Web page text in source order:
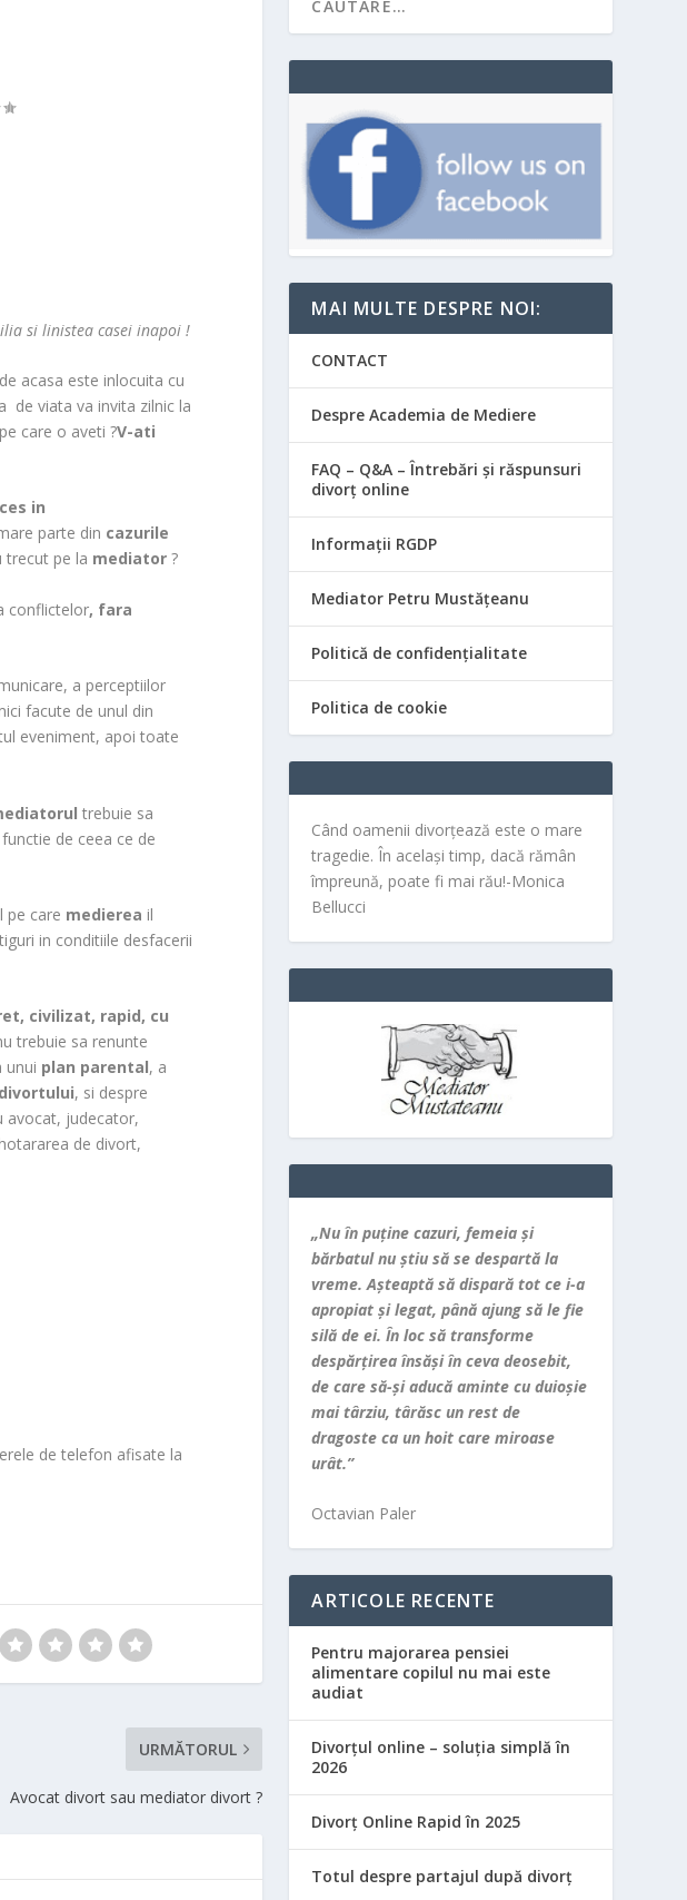
si linistea casei inapoi !
acasa este inlocuita cu
de viata va invita zilnic la
care o aveti ?V-ati
in
parte din cazurile
trecut pe la mediator ?
conflictelor, fara
a perceptiilor
facute de unul din
eveniment, apoi toate
trebuie sa
de ceea ce de
pe care medierea il
in conditiile desfacerii
civilizat, rapid, cu
trebuie sa renunte
unui plan parental, a
, si despre
avocat, judecator,
de divort,
de telefon afisate la
URMĂTORUL
Avocat divort sau mediator divort ?
MAI MULTE DESPRE NOI:
CONTACT
Despre Academia de Mediere
FAQ – Q&A – Întrebări și răspunsuri
divorț online
Informații RGDP
Mediator Petru Mustățeanu
Politică de confidențialitate
Politica de cookie
Când oamenii divorțează este o mare
tragedie. În același timp, dacă rămân
împreună, poate fi mai rău!-Monica
Bellucci
„Nu în puţine cazuri, femeia şi
bărbatul nu ştiu să se despartă la
vreme. Aşteaptă să dispară tot ce i-a
apropiat şi legat, până ajung să le fie
silă de ei. În loc să transforme
despărţirea însăşi în ceva deosebit,
de care să-şi aducă aminte cu duioşie
mai târziu, târăsc un rest de
dragoste ca un hoit care miroase
urât.”
Octavian Paler
ARTICOLE RECENTE
Pentru majorarea pensiei
alimentare copilul nu mai este
audiat
Divorțul online – soluția simplă în
2026
Divorț Online Rapid în 2025
Totul despre partajul după divorț